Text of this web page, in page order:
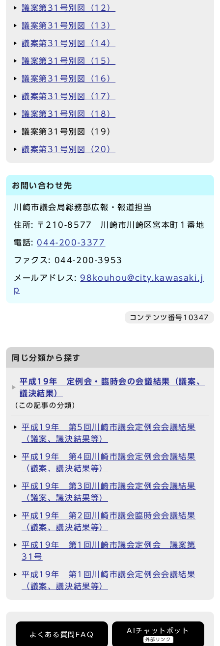
議案第31号別図（12）
議案第31号別図（13）
議案第31号別図（14）
議案第31号別図（15）
議案第31号別図（16）
議案第31号別図（17）
議案第31号別図（18）
議案第31号別図（19）
議案第31号別図（20）
お問い合わせ先
川崎市議会局総務部広報・報道担当
住所: 〒210-8577 川崎市川崎区宮本町１番地
電話: 044-200-3377
ファクス: 044-200-3953
メールアドレス:98kouhou@city.kawasaki.j
p
コンテンツ番号10347
同じ分類から探す
平成19年 定例会・臨時会の会議結果（議案、
議決結果）
（この記事の分類）
平成19年 第5回川崎市議会定例会会議結果
（議案、議決結果等）
平成19年 第4回川崎市議会定例会会議結果
（議案、議決結果等）
平成19年 第3回川崎市議会定例会会議結果
（議案、議決結果等）
平成19年 第2回川崎市議会臨時会会議結果
（議案、議決結果等）
平成19年 第1回川崎市議会定例会 議案第
31号
平成19年 第1回川崎市議会定例会会議結果
（議案、議決結果等）
よくある質問FAQ
AIチャットボット
外部リンク